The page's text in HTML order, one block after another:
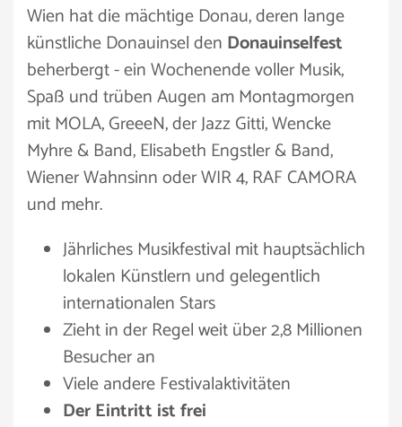
Wien hat die mächtige Donau, deren lange
künstliche Donauinsel den Donauinselfest
beherbergt - ein Wochenende voller Musik,
Spaß und trüben Augen am Montagmorgen
mit MOLA, GreeeN, der Jazz Gitti, Wencke
Myhre & Band, Elisabeth Engstler & Band,
Wiener Wahnsinn oder WIR 4, RAF CAMORA
und mehr.
Jährliches Musikfestival mit hauptsächlich
lokalen Künstlern und gelegentlich
internationalen Stars
Zieht in der Regel weit über 2,8 Millionen
Besucher an
Viele andere Festivalaktivitäten
Der Eintritt ist frei